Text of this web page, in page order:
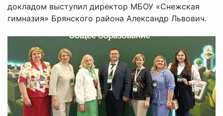
докладом выступил директор МБОУ «Снежская
гимназия» Брянского района Александр Львович.